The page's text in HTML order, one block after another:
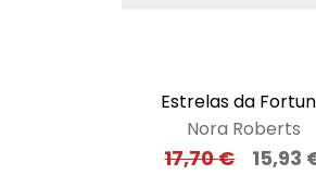
Estrelas da
Nora Roberts
17,70€ 15,93